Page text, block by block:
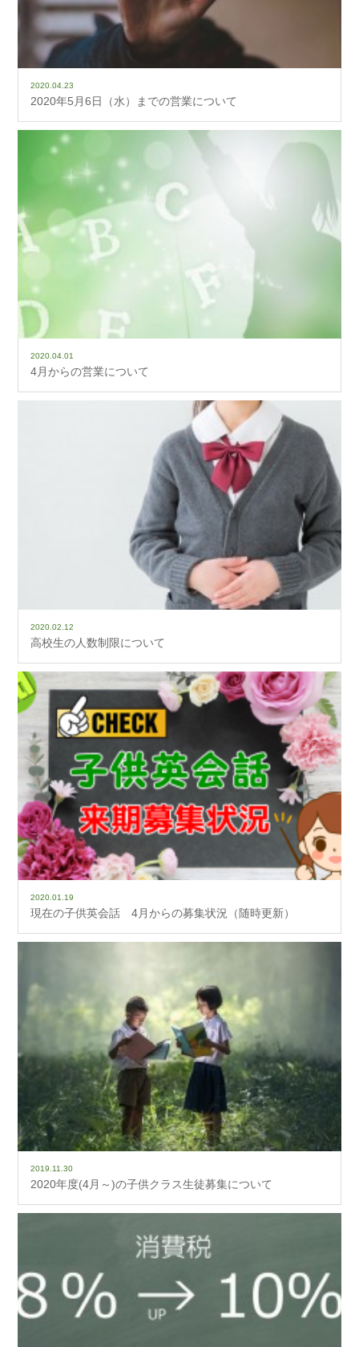
2020.04.23
2020年5月6日（水）までの営業について
2020.04.01
4月からの営業について
2020.02.12
高校生の人数制限について
2020.01.19
現在の子供英会話 4月からの募集状況（随時更新）
2019.11.30
2020年度(4月～)の子供クラス生徒募集について